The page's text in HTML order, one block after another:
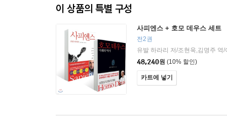
이 상품의 특별 구성
사피엔스 + 호모 데우스 세트
전2권
유발 하라리 저/조현욱,김명주 역/
48,240원 (10% 할인)
카트에 넣기